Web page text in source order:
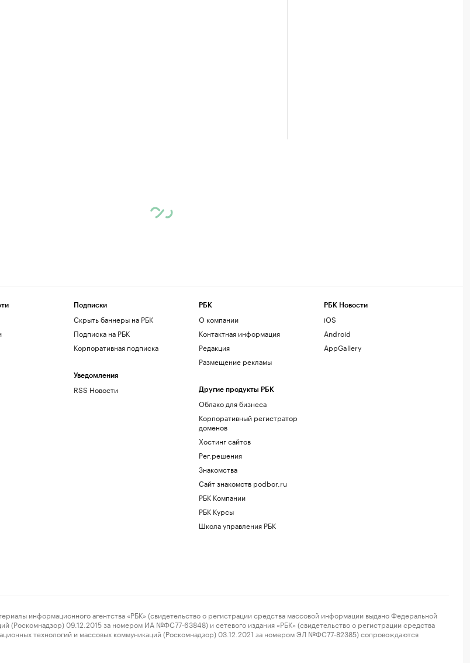
Подписки
Скрыть баннеры на РБК
Подписка на РБК
Корпоративная подписка
Уведомления
RSS Новости
РБК
О компании
Контактная информация
Редакция
Размещение рекламы
Другие продукты РБК
Облако для бизнеса
Корпоративный регистратор
доменов
Хостинг сайтов
Рег.решения
Знакомства
Сайт знакомств podbor.ru
РБК Компании
РБК Курсы
Школа управления РБК
РБК Новости
iOS
Android
AppGallery
агентства «РБК» (свидетельство о регистрации средства массовой информации выдано Федеральной
(Роскомнадзор) 09.12.2015 за номером ИА №ФС77-63848) и сетевого издания «РБК» (свидетельство о регистрации средства
технологий и массовых коммуникаций (Роскомнадзор) 03.12.2021 за номером ЭЛ №ФС77-82385) сопровождаются